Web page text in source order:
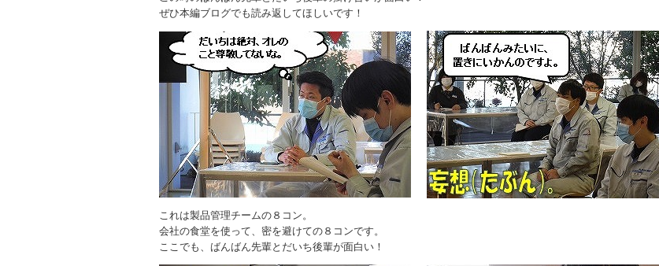
ぜひ本編ブログでも読み返してほしいです！
これは製品管理チームの８コン。
会社の食堂を使って、密を避けての８コンです。
ここでも、ばんばん先輩とだいち後輩が面白い！